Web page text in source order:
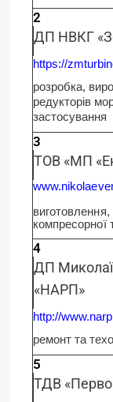
2
ДП НВКГ
https://
розробка,
редукторів
застосування
3
ТОВ «МП
компресорної
4
ДП
«НАРП»
http://
ремонт та
5
ТДВ